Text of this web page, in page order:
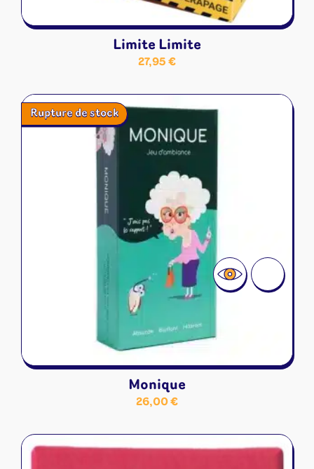
Limite Limite
27,95 €
Rupture de stock
Monique
26,00€